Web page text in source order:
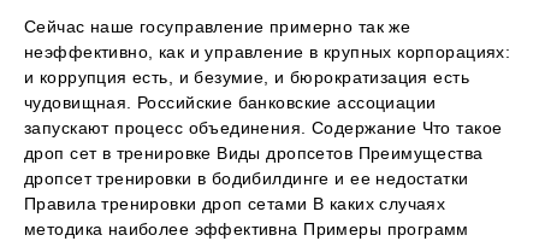
Сейчас наше госуправление примерно так же
неэффективно, как и управление в крупных корпорациях:
и коррупция есть, и безумие, и бюрократизация есть
чудовищная. Российские банковские ассоциации
запускают процесс объединения. Содержание Что такое
дроп сет в тренировке Виды дропсетов Преимущества
дропсет тренировки в бодибилдинге и ее недостатки
Правила тренировки дроп сетами В каких случаях
методика наиболее эффективна Примеры программ